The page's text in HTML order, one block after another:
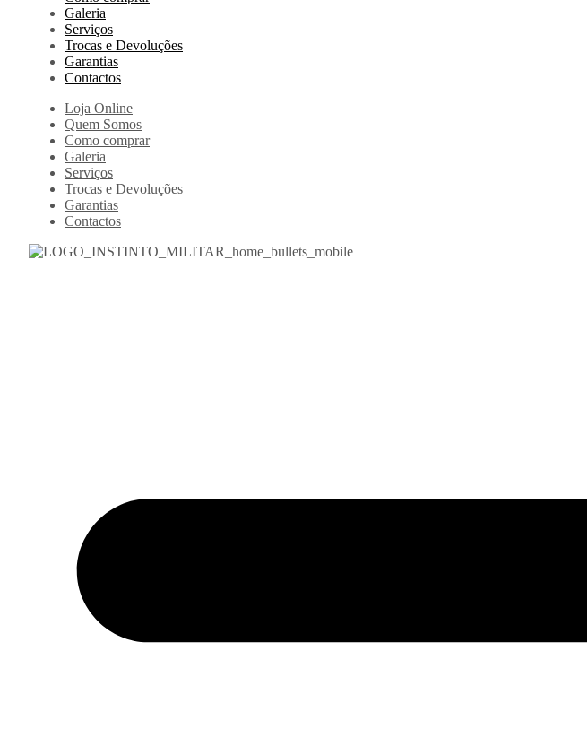
Galeria
Serviços
Trocas e Devoluções
Garantias
Contactos
Loja Online
Quem Somos
Como comprar
Galeria
Serviços
Trocas e Devoluções
Garantias
Contactos